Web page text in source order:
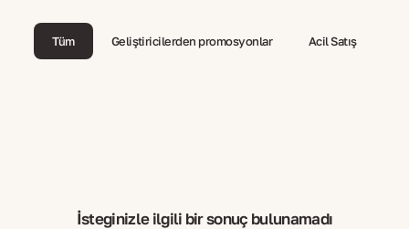
Tüm Geliştiricilerden promosyonlar Acil Satış
İsteğinizle ilgili bir sonuç bulunamadı